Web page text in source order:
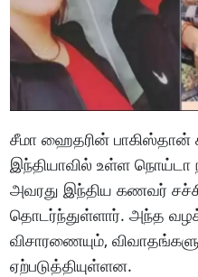
சீமா ஹைதரின்
இந்தியாவில் உள்ள நொய்டா
அவரது இந்திய கணவர்
தொடர்ந்துள்ளார். அந்த
விசாரணையும்,
ஏற்படுத்தியுள்ளன.